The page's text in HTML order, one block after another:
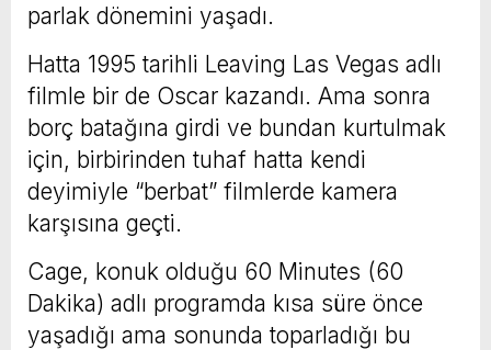
parlak dönemini yaşadı.
Hatta 1995 tarihli Leaving Las Vegas adlı
filmle bir de Oscar kazandı. Ama sonra
borç batağına girdi ve bundan kurtulmak
için, birbirinden tuhaf hatta kendi
deyimiyle “berbat” filmlerde kamera
karşısına geçti.
Cage, konuk olduğu 60 Minutes (60
Dakika) adlı programda kısa süre önce
yaşadığı ama sonunda toparladığı bu